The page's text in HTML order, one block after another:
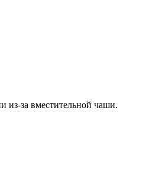
из-за вместительной чаши.